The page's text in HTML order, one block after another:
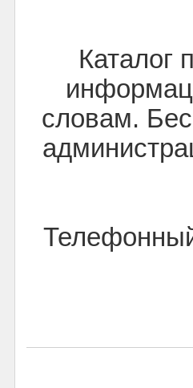
Каталог
словам.